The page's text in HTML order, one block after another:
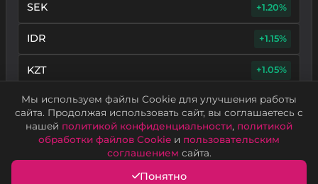
SEK +1.20%
IDR +1.15%
KZT +1.05%
NOK +1.01%
Мы используем файлы Cookie для улучшения работы
сайта. Продолжая использовать сайт, вы соглашаетесь с
нашей политикой конфиденциальности, политикой
обработки файлов Cookie и пользовательским
соглашением сайта.
Понятно